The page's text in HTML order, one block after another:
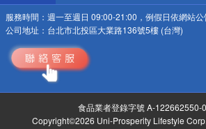
服務時間： 週一至週日 09:00-21:00，例假日依網站公
公司地址： 台北市北投區大業路136號5樓 (台灣)
食品業者登錄字號 A-122662550-
Copyright©2026 Uni-Prosperity Lifestyle